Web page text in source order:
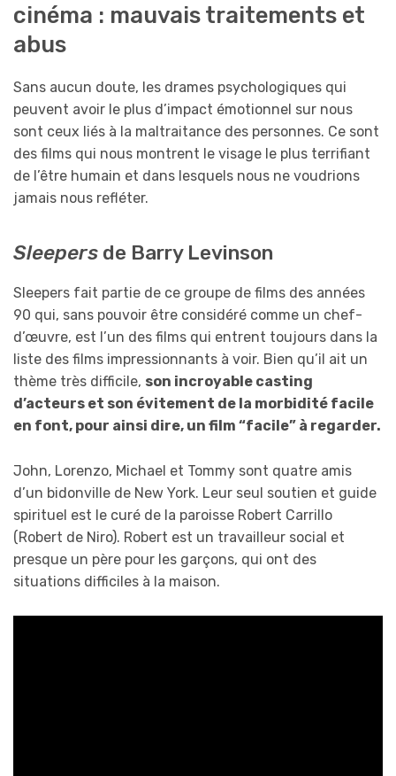
cinéma : mauvais traitements et
abus
Sans aucun doute, les drames psychologiques qui
peuvent avoir le plus d’impact émotionnel sur nous
sont ceux liés à la maltraitance des personnes. Ce sont
des films qui nous montrent le visage le plus terrifiant
de l’être humain et dans lesquels nous ne voudrions
jamais nous refléter.
Sleepers de Barry Levinson
Sleepers fait partie de ce groupe de films des années
90 qui, sans pouvoir être considéré comme un chef-
d’œuvre, est l’un des films qui entrent toujours dans la
liste des films impressionnants à voir. Bien qu’il ait un
thème très difficile, son incroyable casting
d’acteurs et son évitement de la morbidité facile
en font, pour ainsi dire, un film “facile” à regarder.
John, Lorenzo, Michael et Tommy sont quatre amis
d’un bidonville de New York. Leur seul soutien et guide
spirituel est le curé de la paroisse Robert Carrillo
(Robert de Niro). Robert est un travailleur social et
presque un père pour les garçons, qui ont des
situations difficiles à la maison.